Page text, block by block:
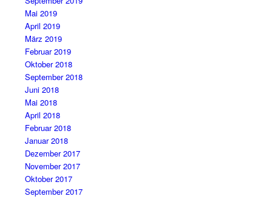
Mai 2019
April 2019
März 2019
Februar 2019
Oktober 2018
September 2018
Juni 2018
Mai 2018
April 2018
Februar 2018
Januar 2018
Dezember 2017
November 2017
Oktober 2017
September 2017